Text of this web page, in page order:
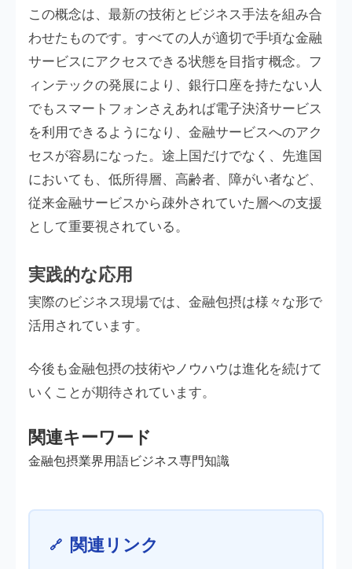
この概念は、最新の技術とビジネス手法を組み合
わせたものです。すべての人が適切で手頃な金融
サービスにアクセスできる状態を目指す概念。フ
ィンテックの発展により、銀行口座を持たない人
でもスマートフォンさえあれば電子決済サービス
を利用できるようになり、金融サービスへのアク
セスが容易になった。途上国だけでなく、先進国
においても、低所得層、高齢者、障がい者など、
従来金融サービスから疎外されていた層への支援
として重要視されている。
実践的な応用
実際のビジネス現場では、金融包摂は様々な形で
活用されています。
今後も金融包摂の技術やノウハウは進化を続けて
いくことが期待されています。
関連キーワード
金融包摂業界用語ビジネス専門知識
関連リンク